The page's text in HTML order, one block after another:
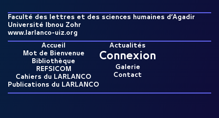
Faculté des lettres et des sciences humaines d’Agadir
Université Ibnou Zohr
www.larlanco-uiz.org
Accueil
Mot de Bienvenue
Bibliothèque
REFSICOM
Cahiers du LARLANCO
Publications du LARLANCO
Actualités
Connexion
Galerie
Contact